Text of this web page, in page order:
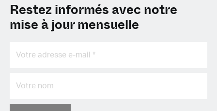
Restez informés avec notre
mise à jour mensuelle